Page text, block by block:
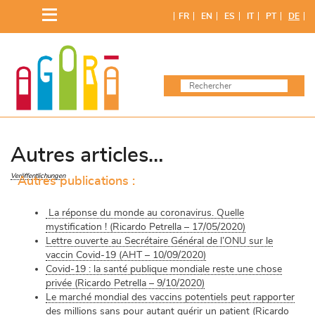
FR EN ES IT PT DE
Autres articles…
Veröffentlichungen
Autres publications :
La réponse du monde au coronavirus. Quelle
mystification ! (Ricardo Petrella – 17/05/2020)
Lettre ouverte au Secrétaire Général de l’ONU sur le
vaccin Covid-19 (AHT – 10/09/2020)
Covid-19 : la santé publique mondiale reste une chose
privée (Ricardo Petrella – 9/10/2020)
Le marché mondial des vaccins potentiels peut rapporter
des millions sans pour autant guérir un patient (Ricardo